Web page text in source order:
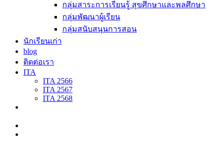
กลุ่มสาระการเรียนรู้ สุขศึกษาและพลศึกษา
กลุ่มพัฒนาผู้เรียน
กลุ่มสนับสนุนการสอน
นักเรียนเก่า
blog
ติดต่อเรา
ITA
ITA 2566
ITA 2567
ITA 2568